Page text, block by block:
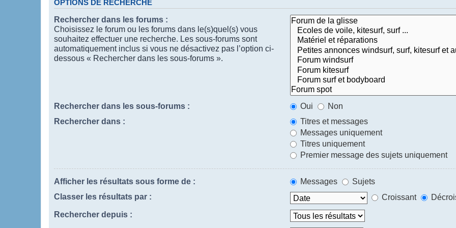
OPTIONS DE RECHERCHE
Rechercher dans les forums :
Choisissez le forum ou les forums dans le(s)quel(s) vous
souhaitez effectuer une recherche. Les sous-forums sont
automatiquement inclus si vous ne désactivez pas l’option ci-
dessous « Rechercher dans les sous-forums ».
Rechercher dans les sous-forums : Oui
Non
Rechercher dans :
Titres et messages
Messages uniquement
Titres uniquement
Premier message des sujets uniquement
Afficher les résultats sous forme de : Messages
Sujets
Classer les résultats par :
Croissant
Rechercher depuis :